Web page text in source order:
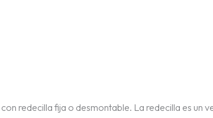
redecilla fija o desmontable. La redecilla es un